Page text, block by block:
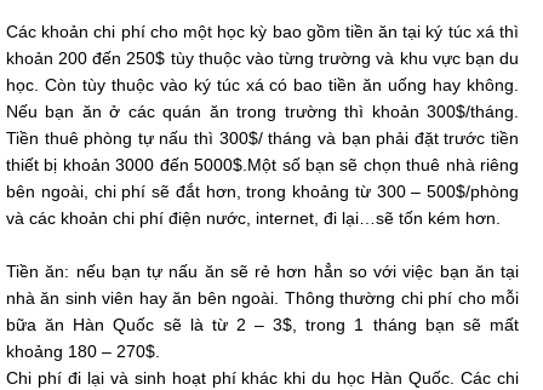
Các khoản chi phí cho một học kỳ bao gồm tiền ăn tại ký túc xá thì
khoản 200 đến 250$ tùy thuộc vào từng trường và khu vực bạn du
học. Còn tùy thuộc vào ký túc xá có bao tiền ăn uống hay không.
Nếu bạn ăn ở các quán ăn trong trường thì khoản 300$/tháng.
Tiền thuê phòng tự nấu thì 300$/ tháng và bạn phải đặt trước tiền
thiết bị khoản 3000 đến 5000$.Một số bạn sẽ chọn thuê nhà riêng
bên ngoài, chi phí sẽ đắt hơn, trong khoảng từ 300 – 500$/phòng
và các khoản chi phí điện nước, internet, đi lại…sẽ tốn kém hơn.
Tiền ăn: nếu bạn tự nấu ăn sẽ rẻ hơn hẳn so với việc bạn ăn tại
nhà ăn sinh viên hay ăn bên ngoài. Thông thường chi phí cho mỗi
bữa ăn Hàn Quốc sẽ là từ 2 – 3$, trong 1 tháng bạn sẽ mất
khoảng 180 – 270$.
Chi phí đi lại và sinh hoạt phí khác khi du học Hàn Quốc. Các chi